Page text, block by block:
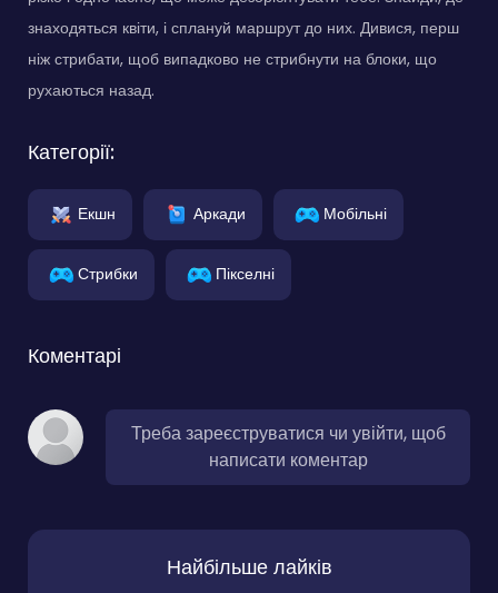
знаходяться квіти, і сплануй маршрут до них. Дивися, перш
ніж стрибати, щоб випадково не стрибнути на блоки, що
рухаються назад.
Категорії:
Екшн Аркади Мобільні
Стрибки Пікселні
Коментарі
Треба зареєструватися чи увійти, щоб
написати коментар
Найбільше лайків